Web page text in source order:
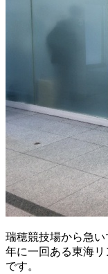
瑞穂競技場から急い
年に一回ある東海
です。